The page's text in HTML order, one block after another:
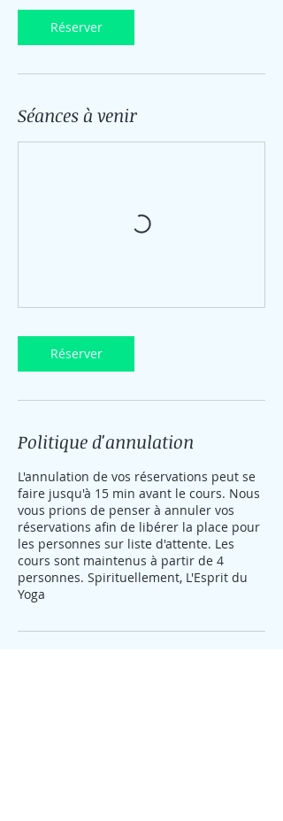
Réserver
Séances à venir
Réserver
Politique d'annulation
L'annulation de vos réservations peut se
faire jusqu'à 15 min avant le cours. Nous
vous prions de penser à annuler vos
réservations afin de libérer la place pour
les personnes sur liste d'attente. Les
cours sont maintenus à partir de 4
personnes. Spirituellement, L'Esprit du
Yoga